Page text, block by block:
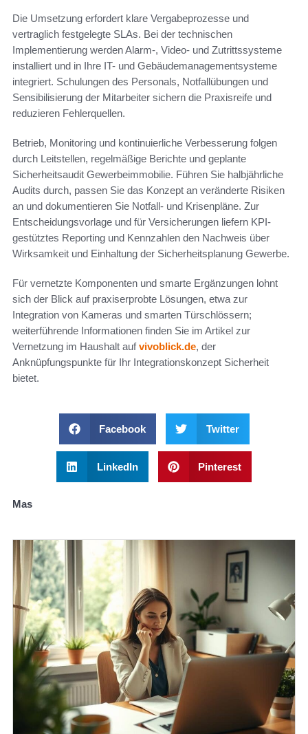
Die Umsetzung erfordert klare Vergabeprozesse und
vertraglich festgelegte SLAs. Bei der technischen
Implementierung werden Alarm-, Video- und Zutrittssysteme
installiert und in Ihre IT- und Gebäudemanagementsysteme
integriert. Schulungen des Personals, Notfallübungen und
Sensibilisierung der Mitarbeiter sichern die Praxisreife und
reduzieren Fehlerquellen.
Betrieb, Monitoring und kontinuierliche Verbesserung folgen
durch Leitstellen, regelmäßige Berichte und geplante
Sicherheitsaudit Gewerbeimmobilie. Führen Sie halbjährliche
Audits durch, passen Sie das Konzept an veränderte Risiken
an und dokumentieren Sie Notfall- und Krisenpläne. Zur
Entscheidungsvorlage und für Versicherungen liefern KPI-
gestütztes Reporting und Kennzahlen den Nachweis über
Wirksamkeit und Einhaltung der Sicherheitsplanung Gewerbe.
Für vernetzte Komponenten und smarte Ergänzungen lohnt
sich der Blick auf praxiserprobte Lösungen, etwa zur
Integration von Kameras und smarten Türschlössern;
weiterführende Informationen finden Sie im Artikel zur
Vernetzung im Haushalt aufvivoblick.de, der
Anknüpfungspunkte für Ihr Integrationskonzept Sicherheit
bietet.
Facebook Twitter
LinkedIn Pinterest
Mas